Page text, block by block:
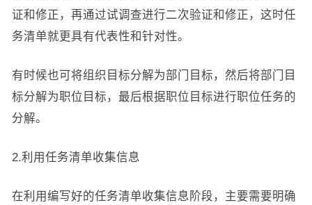
证和修正，再通过试调查进行二次验证和修正，这时任
务清单就更具有代表性和针对性。
有时候也可将组织目标分解为部门目标，然后将部门目
标分解为职位目标，最后根据职位目标进行职位任务的
分解。
2.利用任务清单收集信息
在利用编写好的任务清单收集信息阶段，主要需要明确